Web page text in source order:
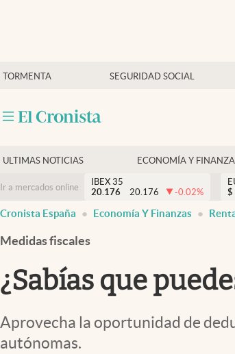
TORMENTA SEGURIDAD SOCIAL
Economía y finanzas
Criptomonedas
ULTIMAS NOTICIAS ECONOMÍA Y
Ir a mercados online
IBEX 35
20.176
20.176 -0.02%
$
Cronista España Economía Y Finanzas
Medidas fiscales
¿Sabías que
Aprovecha la oportunidad de
autónomas.